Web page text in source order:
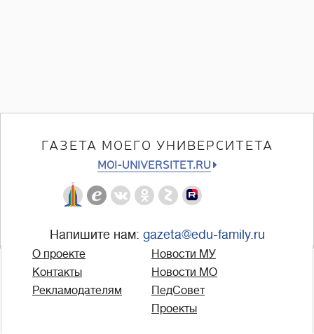
ГАЗЕТА МОЕГО УНИВЕРСИТЕТА
MOI-UNIVERSITET.RU
Напишите нам: gazeta@edu-family.ru
О проекте
Контакты
Рекламодателям
Новости МУ
Новости МО
ПедСовет
Проекты